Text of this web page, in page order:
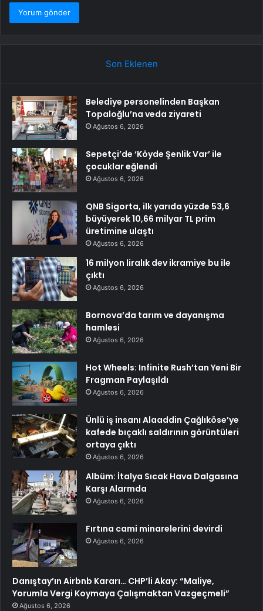
Son Eklenen
Belediye personelinden Başkan
Topaloğlu’na veda ziyareti
Ağustos 6, 2026
Sepetçi’de ‘Köyde Şenlik Var’ ile
çocuklar eğlendi
Ağustos 6, 2026
QNB Sigorta, ilk yarıda yüzde 53,6
büyüyerek 10,66 milyar TL prim
üretimine ulaştı
Ağustos 6, 2026
16 milyon liralık dev ikramiye bu ile
çıktı
Ağustos 6, 2026
Bornova’da tarım ve dayanışma
hamlesi
Ağustos 6, 2026
Hot Wheels: Infinite Rush’tan Yeni Bir
Fragman Paylaşıldı
Ağustos 6, 2026
Ünlü iş insanı Alaaddin Çağlıköse’ye
kafede bıçaklı saldırının görüntüleri
ortaya çıktı
Ağustos 6, 2026
Albüm: İtalya Sıcak Hava Dalgasına
Karşı Alarmda
Ağustos 6, 2026
Fırtına cami minarelerini devirdi
Ağustos 6, 2026
Danıştay’ın Airbnb Kararı… CHP’li Akay: “Maliye,
Yorumla Vergi Koymaya Çalışmaktan Vazgeçmeli”
Ağustos 6, 2026